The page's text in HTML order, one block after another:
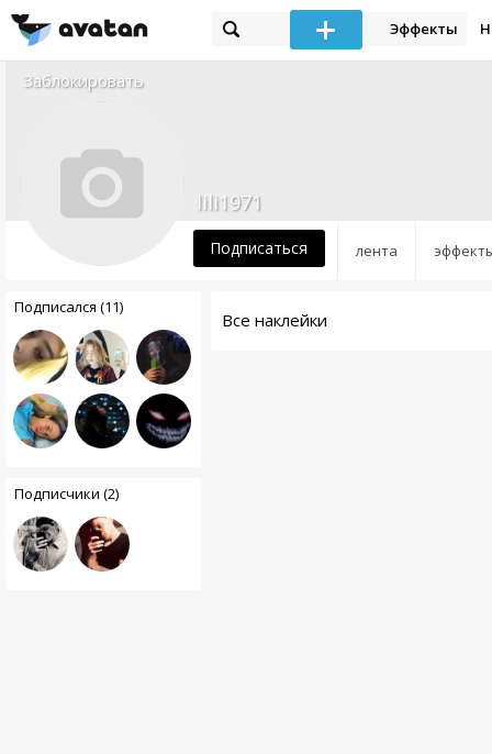
Эффекты
Заблокировать
лента
lili1971
Подписаться
Подписался (11)
Подписчики (2)
Все наклейки